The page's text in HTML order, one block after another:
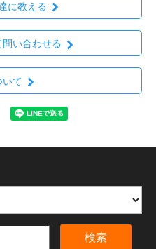
に教える
い合わせる
いて
検索